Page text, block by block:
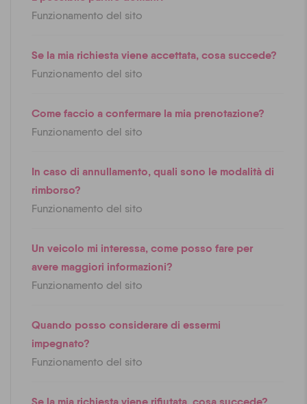
Funzionamento del sito
Se la mia richiesta viene accettata, cosa succede?
Funzionamento del sito
Come faccio a confermare la mia prenotazione?
Funzionamento del sito
In caso di annullamento, quali sono le modalità di
rimborso?
Funzionamento del sito
Un veicolo mi interessa, come posso fare per
avere maggiori informazioni?
Funzionamento del sito
Quando posso considerare di essermi
impegnato?
Funzionamento del sito
Se la mia richiesta viene rifiutata, cosa succede?